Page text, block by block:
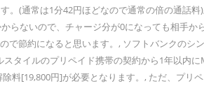
(通常は1分42円ほどなので通常の倍の通話
ないので、チャージ分が0になっても相手か
節約になると思います。, ソフトバンクのシ
タイルのプリペイド携帯の契約から1年以内
料[19,800円]が必要となります。, ただ、プリ